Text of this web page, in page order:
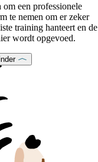
een professionele
te nemen om er zeker
training hanteert en de
wordt opgevoed.